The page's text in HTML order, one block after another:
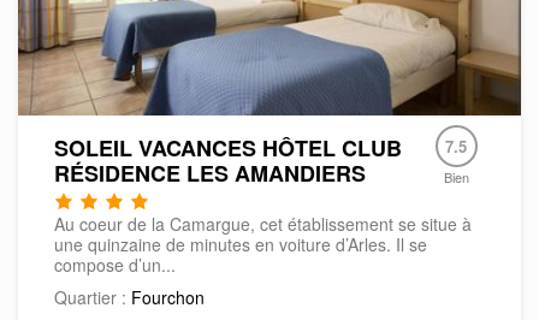
SOLEIL VACANCES HÔTEL CLUB
RÉSIDENCE LES AMANDIERS
7.5
Bien
Au coeur de la Camargue, cet établissement se situe à
une quinzaine de minutes en voiture d’Arles. Il se
compose d’un...
Quartier : Fourchon